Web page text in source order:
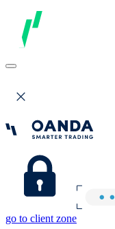
go to client zone